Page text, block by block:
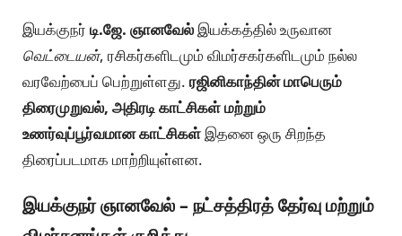
இயக்குநர் டி.ஜே. ஞானவேல்இயக்கத்தில் உருவான
வெட்டையன், ரசிகர்களிடமும் விமர்சகர்களிடமும் நல்ல
வரவேற்பைப் பெற்றுள்ளது. ரஜினிகாந்தின் மாபெரும்
திரைமுறுவல், அதிரடி காட்சிகள் மற்றும்
உணர்வுப்பூர்வமான காட்சிகள்இதனை ஒரு சிறந்த
திரைப்படமாக மாற்றியுள்ளன.
இயக்குநர் ஞானவேல் – நட்சத்திரத் தேர்வு மற்றும்